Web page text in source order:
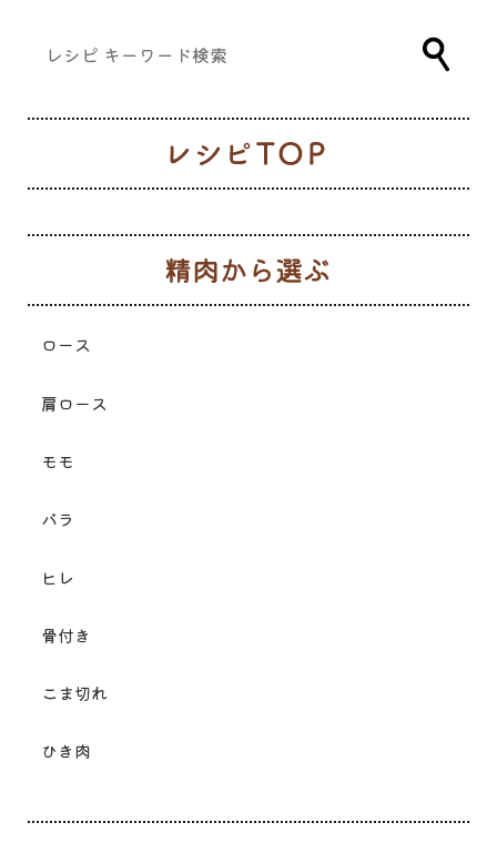
ロース
肩ロース
モモ
バラ
ヒレ
骨付き
こま切れ
ひき肉